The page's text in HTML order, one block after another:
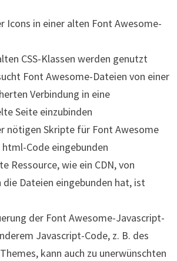
Icons in einer alten Font Awesome-
CSS-Klassen werden genutzt
Font Awesome-Dateien von einer
Verbindung in eine
Seite einzubinden
nötigen Skripte für Font Awesome
Code eingebunden
Ressource, wie ein CDN, von
Dateien eingebunden hat, ist
der Font Awesome-Javascript-
Javascript-Code, z. B. des
kann auch zu unerwünschten